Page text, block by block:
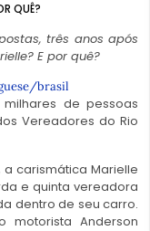
QUÊ?
três anos após
E por quê?
brasil
de pessoas
Vereadores do Rio
a carismática Marielle
e quinta vereadora
dentro de seu carro.
Anderson